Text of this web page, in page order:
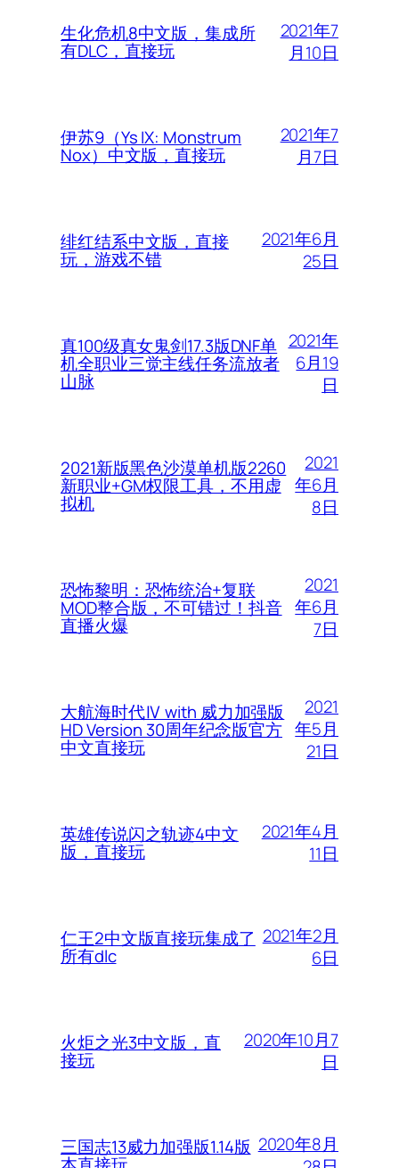
生化危机8中文版，集成所
有DLC，直接玩
2021年7
月10日
伊苏9（Ys IX: Monstrum
Nox）中文版，直接玩
2021年7
月7日
绯红结系中文版，直接
玩，游戏不错
2021年6月
25日
真100级真女鬼剑17.3版DNF单
机全职业三觉主线任务流放者
山脉
2021年
6月19
日
2021新版黑色沙漠单机版2260
新职业+GM权限工具，不用虚
拟机
2021
年6月
8日
恐怖黎明：恐怖统治+复联
MOD整合版，不可错过！抖音
直播火爆
2021
年6月
7日
大航海时代Ⅳ with 威力加强版
HD Version 30周年纪念版官方
中文直接玩
2021
年5月
21日
英雄传说闪之轨迹4中文
版，直接玩
2021年4月
11日
仁王2中文版直接玩集成了
所有dlc
2021年2月
6日
火炬之光3中文版，直
接玩
2020年10月7
日
三国志13威力加强版1.14版 2020年8月